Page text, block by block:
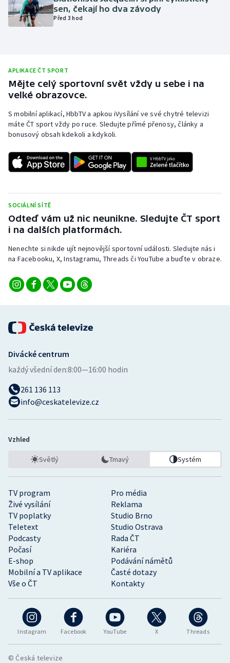
Parasport
Ragby
Rychlobruslení
Rychlostní kanoistika
Short track
Stolní tenis
Triatlon
Veslování
Vodní slalom
Volejbal
Ostatní
sen, čekají ho dva závody
Před 3 hod
APLIKACE ČT SPORT
Mějte celý sportovní svět vždy u sebe i na
velké obrazovce.
S mobilní aplikací, HbbTV a apkou iVysílání ve své chytré televizi
máte ČT sport vždy po ruce. Sledujte přímé přenosy, články a
bonusový obsah kdekoli a kdykoli.
SOCIÁLNÍ SÍTĚ
Odteď vám už nic neunikne. Sledujte ČT sport
i na dalších platformách.
Nenechte si nikde ujít nejnovější sportovní události. Sledujte nás i
na Facebooku, X, Instagramu, Threads či YouTube a buďte v obraze.
Instagram Facebook YouTube X Threads
TV program
Pro média
Živé vysílání
Reklama
TV poplatky
Studio Brno
Teletext
Studio Ostrava
Podcasty
Rada ČT
Počasí
Kariéra
E-shop
Podávání námětů
Mobilní a TV aplikace
Časté dotazy
Vše o ČT
Kontakty
Divácké centrum
každý všední den:8:00—16:00 hodin
261 136 113
info@ceskatelevize.cz
Vzhled
Světlý Tmavý Systém
© Česká televize